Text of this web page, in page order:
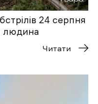
24 серпня
людина
Читати